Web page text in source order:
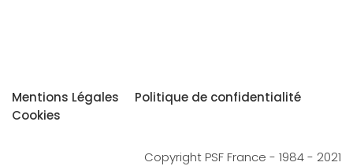
Mentions Légales
Politique de confidentialité
Cookies
Copyright PSF France - 1984 - 2021